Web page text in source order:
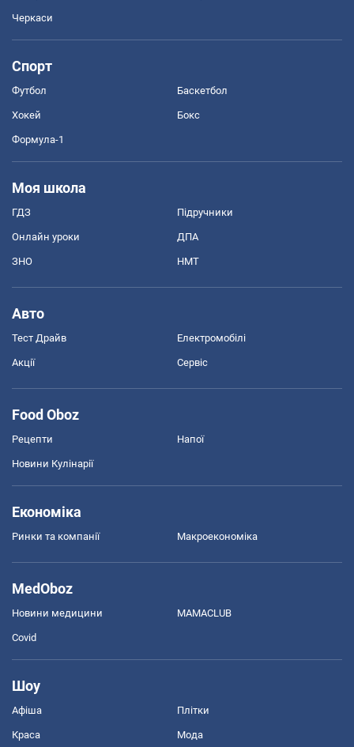
Черкаси
Спорт
Футбол Баскетбол
Хокей Бокс
Формула-1
Моя школа
ГДЗ Підручники
Онлайн уроки ДПА
ЗНО НМТ
Авто
Тест Драйв Електромобілі
Акції Сервіс
Food Oboz
Рецепти Напої
Новини Кулінарії
Економіка
Ринки та компанії Макроекономіка
MedOboz
Новини медицини MAMACLUB
Covid
Шоу
Афіша Плітки
Краса Мода